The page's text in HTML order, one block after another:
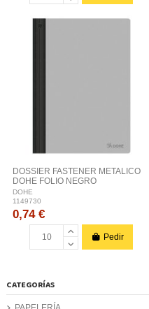
DOSSIER FASTENER METALICO
DOHE FOLIO NEGRO
DOHE
1149730
0,74 €
Pedir
CATEGORÍAS